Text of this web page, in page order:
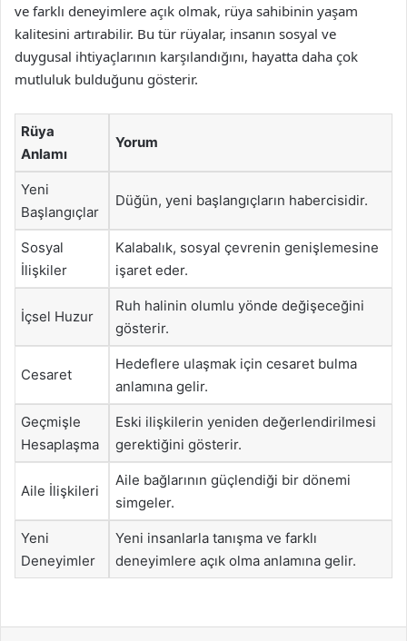
ve farklı deneyimlere açık olmak, rüya sahibinin yaşam
kalitesini artırabilir. Bu tür rüyalar, insanın sosyal ve
duygusal ihtiyaçlarının karşılandığını, hayatta daha çok
mutluluk bulduğunu gösterir.
Rüya
Anlamı
Yorum
Yeni
Başlangıçlar
Düğün, yeni başlangıçların habercisidir.
Sosyal
İlişkiler
Kalabalık, sosyal çevrenin genişlemesine
işaret eder.
İçsel Huzur
Ruh halinin olumlu yönde değişeceğini
gösterir.
Cesaret
Hedeflere ulaşmak için cesaret bulma
anlamına gelir.
Geçmişle
Hesaplaşma
Eski ilişkilerin yeniden değerlendirilmesi
gerektiğini gösterir.
Aile İlişkileri
Aile bağlarının güçlendiği bir dönemi
simgeler.
Yeni
Deneyimler
Yeni insanlarla tanışma ve farklı
deneyimlere açık olma anlamına gelir.